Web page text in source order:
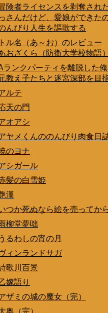
険者ライセンスを剥奪され
さんだけど、愛娘ができた
んびり人生を謳歌する
ル名（あ～お）のレビュー
おざくら（防衛大学校物語）
ランクパーティを離脱した俺
教え子たちと迷宮深部を目
ルテ
天の門
オアシ
ヤメくんののんびり肉食日
のヨナ
シガール
髪の白雪姫
漢
つか死ぬなら絵を売ってか
柳堂夢咄
うるわしの宵の月
ィンランドサガ
歌川百景
嫁語り
ザミの城の魔女（完）
奥（完）